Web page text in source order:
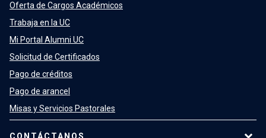
Oferta de Cargos Académicos
Trabaja en la UC
Mi Portal Alumni UC
Solicitud de Certificados
Pago de créditos
Pago de arancel
Misas y Servicios Pastorales